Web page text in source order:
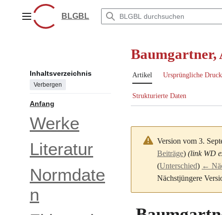
springenHauptmenüBLGBL
Inhaltsverzeichnis
Verbergen
Anfang
Werke
Literatur
Normdate
n
Baumgartner,
Artikel Ursprüngliche
Strukturierte Daten
Version vom 3.
Beiträge) (link WD
(Unterschied) ←
Nächstjüngere